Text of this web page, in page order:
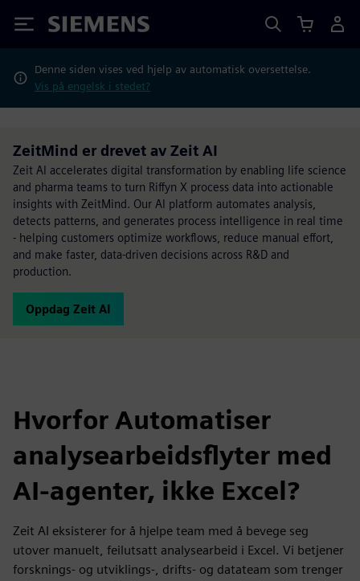
Siemens
Denne siden vises ved hjelp av automatisk oversettelse.
Vis på engelsk i stedet?
ZeitMind er drevet av Zeit AI
Zeit AI accelerates digital transformation by enabling life science
and pharma teams to turn Riffyn X process data into actionable
insights with ZeitMind. Our AI platform automates analysis,
detects patterns, and generates process intelligence in real time
- helping customers optimize workflows, reduce manual effort,
and make faster, data-driven decisions across R&D and
production.
Oppdag Zeit AI
Hvorfor Automatiser
analysearbeidsflyter med
AI-agenter, ikke Excel?
Zeit AI eksisterer for å hjelpe team med å bevege seg
utover manuelt, feilutsatt analysearbeid i Excel. Vi betjener
forsknings- og utviklings-, drifts- og datateam som trenger